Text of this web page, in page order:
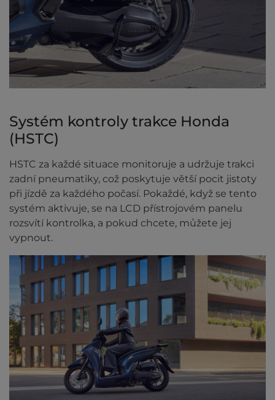
Systém kontroly trakce Honda
(HSTC)
HSTC za každé situace monitoruje a udržuje trakci
zadní pneumatiky, což poskytuje větší pocit jistoty
při jízdě za každého počasí. Pokaždé, když se tento
systém aktivuje, se na LCD přístrojovém panelu
rozsvítí kontrolka, a pokud chcete, můžete jej
vypnout.